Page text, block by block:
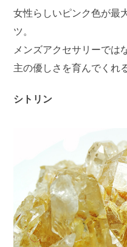
女性らしいピンク色が最
ツ。
メンズアクセサリーでは
主の優しさを育んでくれ
シトリン